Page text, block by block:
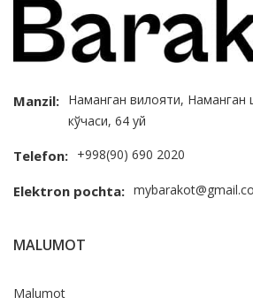
Manzil: Наманган вилояти,
кўчаси, 64 уй
Telefon: +998(90) 690 2020
Elektron pochta:
MALUMOT
Malumot